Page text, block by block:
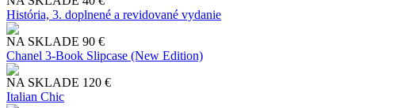
História, 3. doplnené a revidované vydanie
NA SKLADE 90 €
Chanel 3-Book Slipcase (New Edition)
NA SKLADE 120 €
Italian Chic